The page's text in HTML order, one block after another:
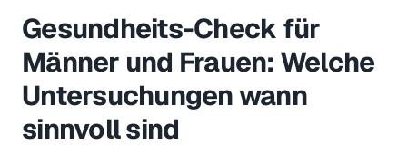
Gesundheits-Check für
Männer und Frauen: Welche
Untersuchungen wann
sinnvoll sind